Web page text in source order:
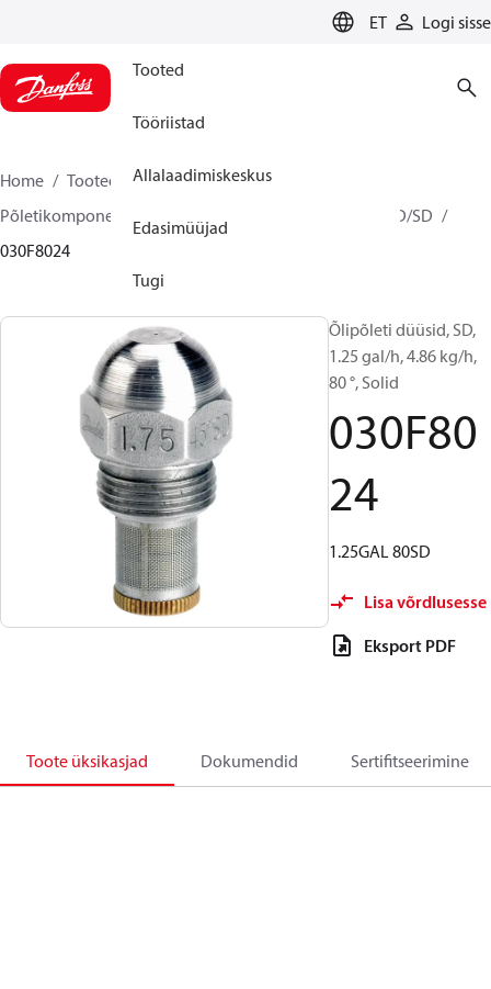
ET Logi sisse
Tooted
Tööriistad
Allalaadimiskeskus
Edasimüüjad
Tugi
Home Tooted
Climate Solutions for heating
Põletikomponendid
HFD/HD, SFD/SD
030F8024
Õlipõleti düüsid, SD,
1.25 gal/h, 4.86 kg/h,
80 °, Solid
030F80
24
1.25GAL 80SD
Lisa võrdlusesse
Eksport PDF
Toote üksikasjad Dokumendid Sertifitseerimine